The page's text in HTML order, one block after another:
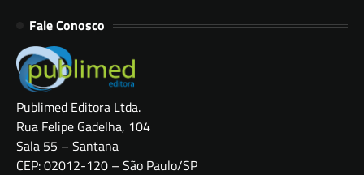
Fale Conosco
Publimed Editora Ltda.
Rua Felipe Gadelha, 104
Sala 55 – Santana
CEP: 02012-120 – São Paulo/SP